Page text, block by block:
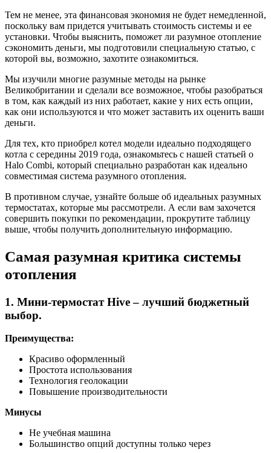
Тем не менее, эта финансовая экономия не будет немедленной,
поскольку вам придется учитывать стоимость системы и ее
установки. Чтобы выяснить, поможет ли разумное отопление
сэкономить деньги, мы подготовили специальную статью, с
которой вы, возможно, захотите ознакомиться.
Мы изучили многие разумные методы на рынке
Великобритании и сделали все возможное, чтобы разобраться
в том, как каждый из них работает, какие у них есть опции,
как они используются и что может заставить их оценить ваши
деньги.
Для тех, кто приобрел котел модели идеально подходящего
котла с середины 2019 года, ознакомьтесь с нашей статьей о
Halo Combi, который специально разработан как идеально
совместимая система разумного отопления.
В противном случае, узнайте больше об идеальных разумных
термостатах, которые мы рассмотрели. А если вам захочется
совершить покупки по рекомендации, прокрутите таблицу
выше, чтобы получить дополнительную информацию.
Самая разумная критика системы
отопления
1. Мини-термостат Hive – лучший бюджетный
выбор.
Преимущества:
Красиво оформленный
Простота использования
Технология геолокации
Повышение производительности
Минусы
Не учебная машина
Большинство опций доступны только через